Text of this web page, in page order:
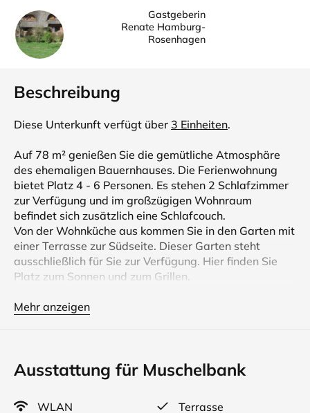
Gastgeberin
Renate Hamburg-
Rosenhagen
Beschreibung
Diese Unterkunft verfügt über 3 Einheiten.
Auf 78 m² genießen Sie die gemütliche Atmosphäre
des ehemaligen Bauernhauses. Die Ferienwohnung
bietet Platz 4 - 6 Personen. Es stehen 2 Schlafzimmer
zur Verfügung und im großzügigen Wohnraum
befindet sich zusätzlich eine Schlafcouch.
Von der Wohnküche aus kommen Sie in den Garten mit
einer Terrasse zur Südseite. Dieser Garten steht
ausschließlich für Sie zur Verfügung. Hier finden Sie
Platz zum Sonnen und zum Grillen.
Sie in der Muschelbank eine Ferienwohnung des
und pure Natur, soweit das Auge reicht. Zeit in diesem
Landstrich zwischen Weser- und Elbmündung zu
verbringen, steht ganz im Zeichen der Erholung und
Mehr anzeigen
Ausstattung für Muschelbank
WLAN
Terrasse